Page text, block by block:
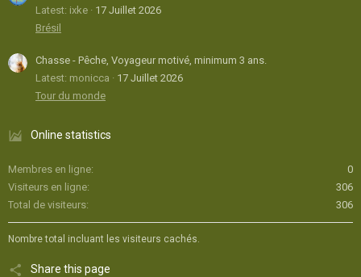
Latest: ixke
17 Juillet 2026
Brésil
Chasse - Pêche, Voyageur motivé, minimum 3 ans.
Latest: monicca
17 Juillet 2026
Tour du monde
Online statistics
Membres en ligne
0
Visiteurs en ligne
306
Total de visiteurs
306
Nombre total incluant les visiteurs cachés.
Share this page